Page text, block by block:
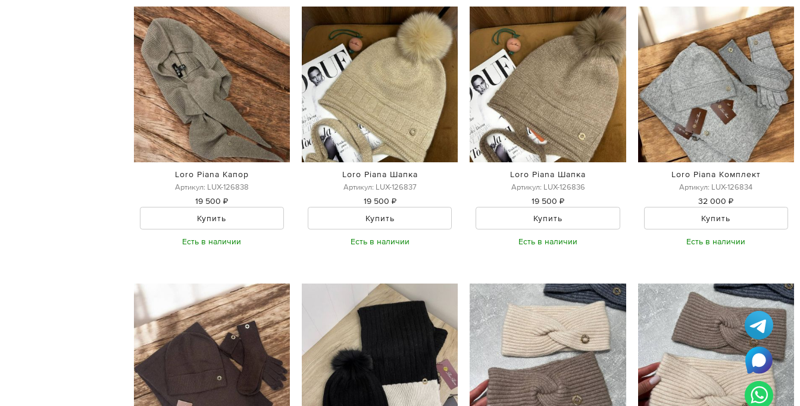
Loro Piana Капор
Артикул: LUX-126838
19 500 ₽
Купить
Есть в наличии
Loro Piana Шапка
Артикул: LUX-126837
19 500 ₽
Купить
Есть в наличии
Loro Piana Шапка
Артикул: LUX-126836
19 500 ₽
Купить
Есть в наличии
Loro Piana Комплект
Артикул: LUX-126834
32 000 ₽
Купить
Есть в наличии